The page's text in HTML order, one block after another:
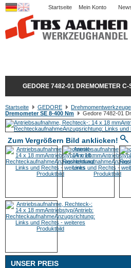
Startseite Mein Konto
GEDORE 7482-01 DREMOMETER
Startseite GEDORE Drehmomentwerkzeuge
Dremometer SE 8-400 Nm
Gedore 7482-01
Zum Vergrößern Bild anklicken!
UNSER PREIS